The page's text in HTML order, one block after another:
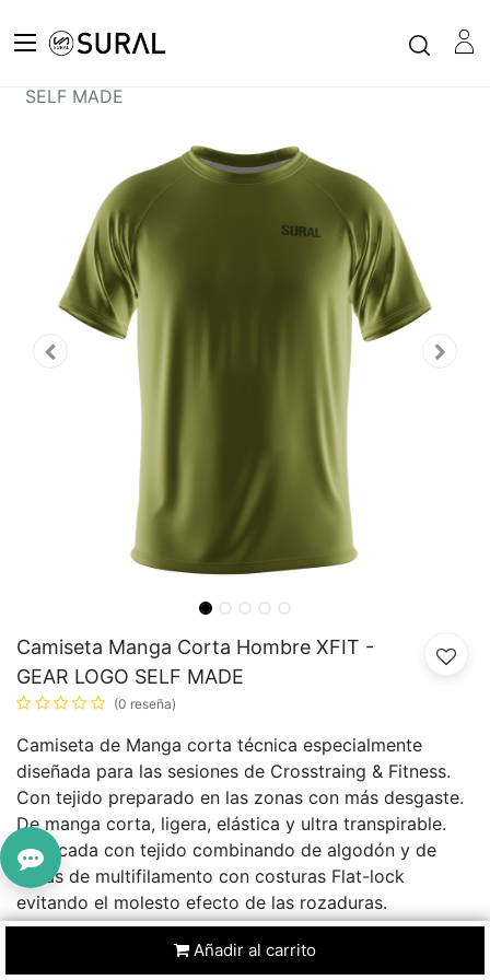
Todos los productos
SELF MADE
Camiseta Manga Corta Hombre XFIT -
GEAR LOGO SELF MADE
(0 reseña)
Camiseta de Manga corta técnica especialmente
diseñada para las sesiones de Crosstraing & Fitness.
Con tejido preparado en las zonas con más desgaste.
De manga corta, ligera, elástica y ultra transpirable.
Fabricada con tejido combinando de algodón y de
fibras de multifilamento con costuras Flat-lock
evitando el molesto efecto de las rozaduras.
31,45€ 34,94€ 10% Dto.
Añadir al carrito